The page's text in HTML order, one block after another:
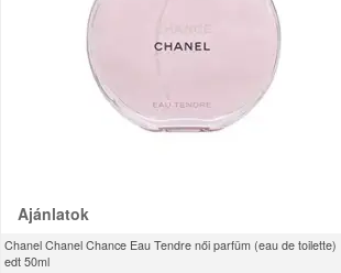
Ajánlatok
Chanel Chanel Chance Eau Tendre női parfüm (eau de toilette)
edt 50ml